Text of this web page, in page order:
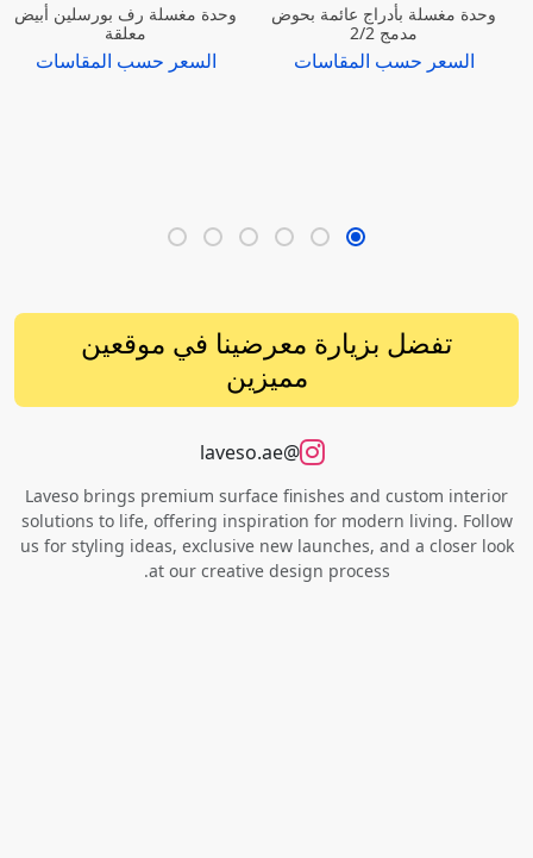
وحدة مغسلة رف بورسلين أبيض
معلقة
السعر حسب المقاسات
وحدة مغسلة بأدراج عائمة بحوض
مدمج 2/2
السعر حسب المقاسات
تفضل بزيارة معرضينا في موقعين
مميزين
@laveso.ae
Laveso brings premium surface finishes and custom interior
solutions to life, offering inspiration for modern living. Follow
us for styling ideas, exclusive new launches, and a closer look
at our creative design process.